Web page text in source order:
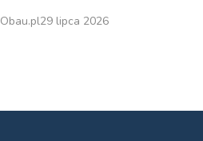
Obau.pl29 lipca 2026